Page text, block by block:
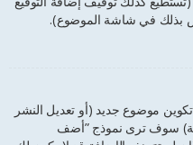
بذلك في شاشة الموضوع).
موضوع جديد (أو تعديل النشر
سوف ترى نموذج ”أضف